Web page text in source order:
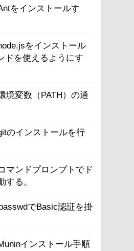
をインストールす
をインストール
ドを使えるようにす
境変数（PATH）の通
のインストールを行
マンドプロンプトでド
する。
でBasic認証を掛
インストール手順